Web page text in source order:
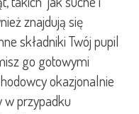
znajdują się
składniki Twój pupil
go gotowymi
okazjonalnie
w przypadku